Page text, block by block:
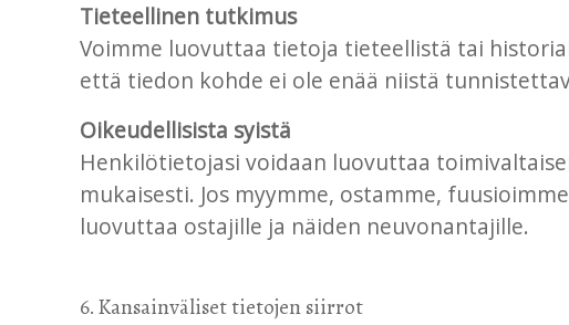
Tieteellinen tutkimus
Voimme luovuttaa tietoja tieteellistä tai
että tiedon kohde ei ole enää niistä
Oikeudellisista syistä
Henkilötietojasi voidaan luovuttaa
mukaisesti. Jos myymme, ostamme,
luovuttaa ostajille ja näiden neuvonantajille.
6. Kansainväliset tietojen siirrot